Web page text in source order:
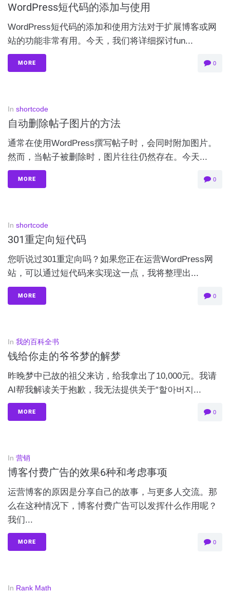
WordPress短代码的添加与使用
WordPress短代码的添加和使用方法对于扩展博客或网
站的功能非常有用。今天，我们将详细探讨fun...
MORE 0
In shortcode
自动删除帖子图片的方法
通常在使用WordPress撰写帖子时，会同时附加图片。
然而，当帖子被删除时，图片往往仍然存在。今天...
MORE 0
In shortcode
301重定向短代码
您听说过301重定向吗？如果您正在运营WordPress网
站，可以通过短代码来实现这一点，我将整理出...
MORE 0
In 我的百科全书
钱给你走的爷爷梦的解梦
昨晚梦中已故的祖父来访，给我拿出了10,000元。我请
AI帮我解读关于抱歉，我无法提供关于“할아버지...
MORE 0
In 营销
博客付费广告的效果6种和考虑事项
运营博客的原因是分享自己的故事，与更多人交流。那
么在这种情况下，博客付费广告可以发挥什么作用呢？
我们...
MORE 0
In Rank Math